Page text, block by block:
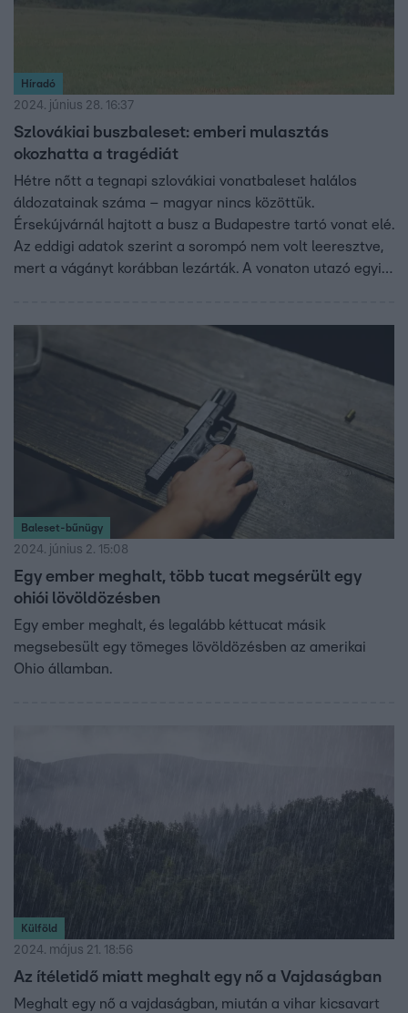
Híradó
2024. június 28. 16:37
Szlovákiai buszbaleset: emberi mulasztás
okozhatta a tragédiát
Hétre nőtt a tegnapi szlovákiai vonatbaleset halálos
áldozatainak száma – magyar nincs közöttük.
Érsekújvárnál hajtott a busz a Budapestre tartó vonat elé.
Az eddigi adatok szerint a sorompó nem volt leeresztve,
mert a vágányt korábban lezárták. A vonaton utazó egyik
mulasztás miatt történt a tragédia.
Baleset-bűnügy
2024. június 2. 15:08
Egy ember meghalt, több tucat megsérült egy
ohiói lövöldözésben
Egy ember meghalt, és legalább kéttucat másik
megsebesült egy tömeges lövöldözésben az amerikai
Ohio államban.
Külföld
2024. május 21. 18:56
Az ítéletidő miatt meghalt egy nő a Vajdaságban
Meghalt egy nő a vajdaságban, miután a vihar kicsavart